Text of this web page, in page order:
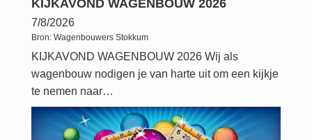
KIJKAVOND WAGENBOUW 2026
7/8/2026
Bron: Wagenbouwers Stokkum
KIJKAVOND WAGENBOUW 2026 Wij als
wagenbouw nodigen je van harte uit om een kijkje
te nemen naar…